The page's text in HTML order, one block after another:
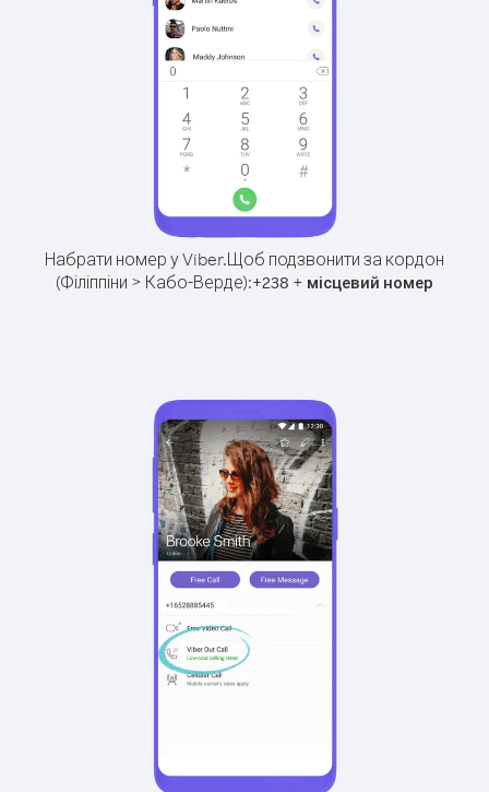
Набрати номер у Viber.Щоб подзвонити за кордон
(Філіппіни > Кабо-Верде):+238 + місцевий номер